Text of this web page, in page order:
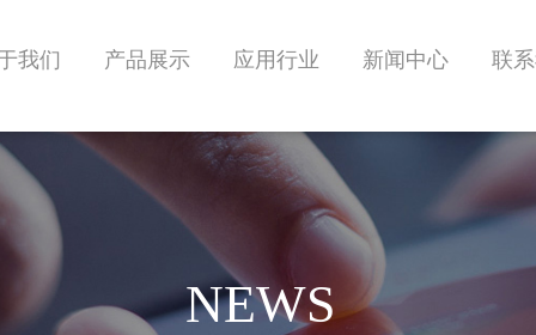
我们 产品展示 应用行业 新闻中心 联
NEWS